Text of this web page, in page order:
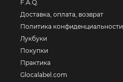
F.A.Q.
Доставка, оплата, возврат
Политика конфиденциальности
Лукбуки
Покупки
Практика
Glocalabel.com